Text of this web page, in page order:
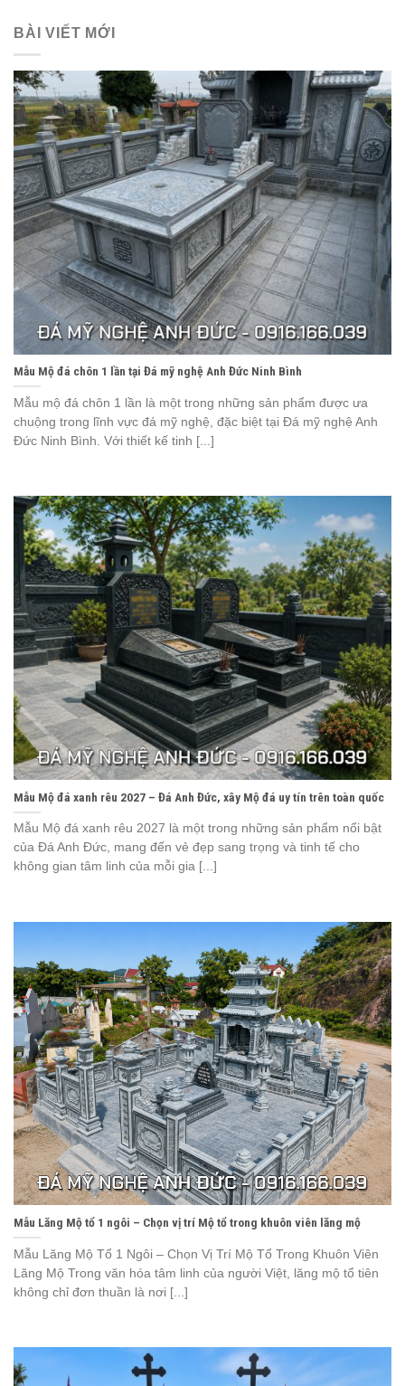
BÀI VIẾT MỚI
Mẫu Mộ đá chôn 1 lần tại Đá mỹ nghệ Anh Đức Ninh Bình
Mẫu mộ đá chôn 1 lần là một trong những sản phẩm được ưa
chuộng trong lĩnh vực đá mỹ nghệ, đặc biệt tại Đá mỹ nghệ Anh
Đức Ninh Bình. Với thiết kế tinh [...]
Mẫu Mộ đá xanh rêu 2027 – Đá Anh Đức, xây Mộ đá uy tín trên toàn quốc
Mẫu Mộ đá xanh rêu 2027 là một trong những sản phẩm nổi bật
của Đá Anh Đức, mang đến vẻ đẹp sang trọng và tinh tế cho
không gian tâm linh của mỗi gia [...]
Mẫu Lăng Mộ tổ 1 ngôi – Chọn vị trí Mộ tổ trong khuôn viên lăng mộ
Mẫu Lăng Mộ Tổ 1 Ngôi – Chọn Vị Trí Mộ Tổ Trong Khuôn Viên
Lăng Mộ Trong văn hóa tâm linh của người Việt, lăng mộ tổ tiên
không chỉ đơn thuần là nơi [...]